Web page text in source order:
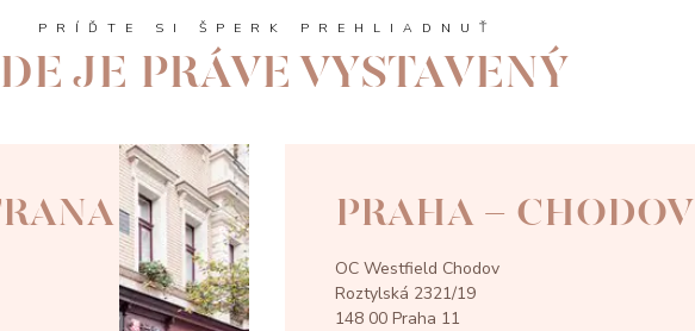
PRÍĎTE SI ŠPERK PREHLIADNUŤ
JE PRÁVE VYSTAVENÝ
PRAHA - CHODOV
OC Westfield Chodov
Roztylská 2321/19
148 00 Praha 11